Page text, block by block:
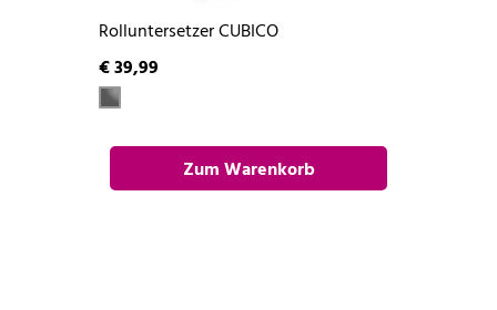
Rolluntersetzer CUBICO
€ 39,99
Zum Warenkorb